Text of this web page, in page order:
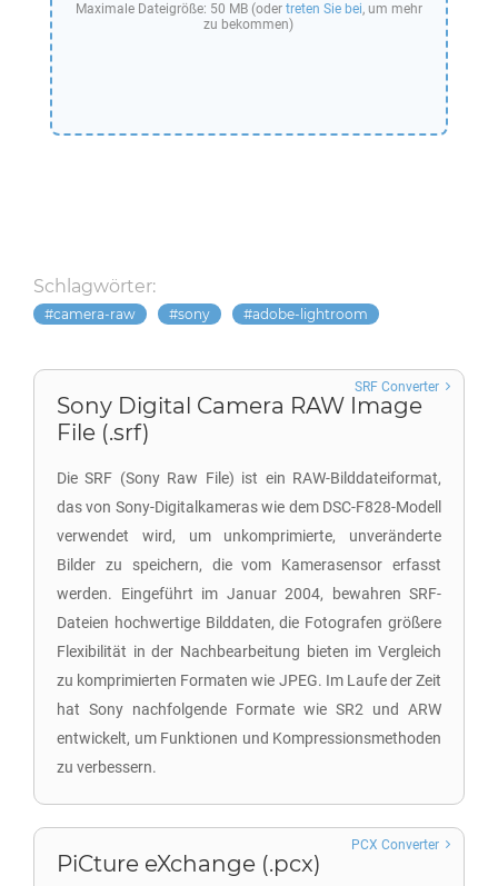
Maximale Dateigröße: 50 MB (oder treten Sie bei, um mehr
zu bekommen)
Schlagwörter:
camera-raw sony adobe-lightroom
Sony Digital Camera RAW Image
File (.srf)
Die SRF (Sony Raw File) ist ein RAW-Bilddateiformat,
das von Sony-Digitalkameras wie dem DSC-F828-Modell
verwendet wird, um unkomprimierte, unveränderte
Bilder zu speichern, die vom Kamerasensor erfasst
werden. Eingeführt im Januar 2004, bewahren SRF-
Dateien hochwertige Bilddaten, die Fotografen größere
Flexibilität in der Nachbearbeitung bieten im Vergleich
zu komprimierten Formaten wie JPEG. Im Laufe der Zeit
hat Sony nachfolgende Formate wie SR2 und ARW
entwickelt, um Funktionen und Kompressionsmethoden
zu verbessern.
SRF Converter
PiCture eXchange (.pcx)
PCX Converter